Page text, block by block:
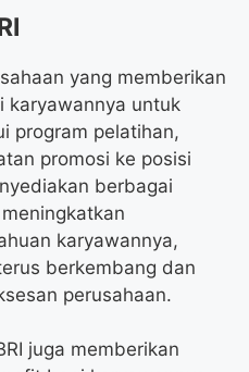
yang memberikan
karyawannya untuk
program pelatihan,
promosi ke posisi
berbagai
karyawannya,
berkembang dan
perusahaan.
juga memberikan